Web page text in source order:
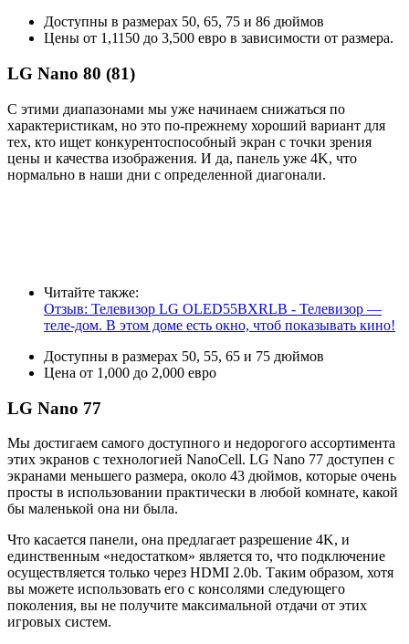
Доступны в размерах 50, 65, 75 и 86 дюймов
Цены от 1,1150 до 3,500 евро в зависимости от размера.
LG Nano 80 (81)
С этими диапазонами мы уже начинаем снижаться по
характеристикам, но это по-прежнему хороший вариант для
тех, кто ищет конкурентоспособный экран с точки зрения
цены и качества изображения. И да, панель уже 4K, что
нормально в наши дни с определенной диагонали.
Читайте также:
Отзыв: Телевизор LG OLED55BXRLB - Телевизор —
теле-дом. В этом доме есть окно, чтоб показывать кино!
Доступны в размерах 50, 55, 65 и 75 дюймов
Цена от 1,000 до 2,000 евро
LG Nano 77
Мы достигаем самого доступного и недорогого ассортимента
этих экранов с технологией NanoCell. LG Nano 77 доступен с
экранами меньшего размера, около 43 дюймов, которые очень
просты в использовании практически в любой комнате, какой
бы маленькой она ни была.
Что касается панели, она предлагает разрешение 4K, и
единственным «недостатком» является то, что подключение
осуществляется только через HDMI 2.0b. Таким образом, хотя
вы можете использовать его с консолями следующего
поколения, вы не получите максимальной отдачи от этих
игровых систем.